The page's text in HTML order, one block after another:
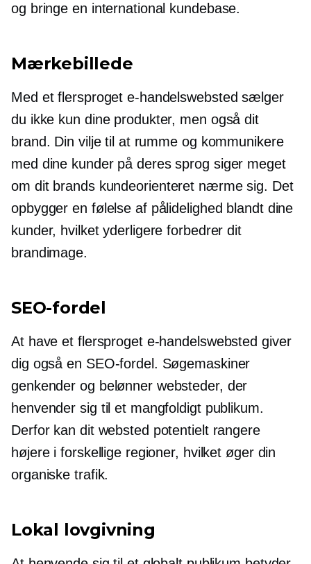
og bringe en international kundebase.
Mærkebillede
Med et flersproget e-handelswebsted sælger
du ikke kun dine produkter, men også dit
brand. Din vilje til at rumme og kommunikere
med dine kunder på deres sprog siger meget
om dit brands kundeorienteret nærme sig. Det
opbygger en følelse af pålidelighed blandt dine
kunder, hvilket yderligere forbedrer dit
brandimage.
SEO-fordel
At have et flersproget e-handelswebsted giver
dig også en SEO-fordel. Søgemaskiner
genkender og belønner websteder, der
henvender sig til et mangfoldigt publikum.
Derfor kan dit websted potentielt rangere
højere i forskellige regioner, hvilket øger din
organiske trafik.
Lokal lovgivning